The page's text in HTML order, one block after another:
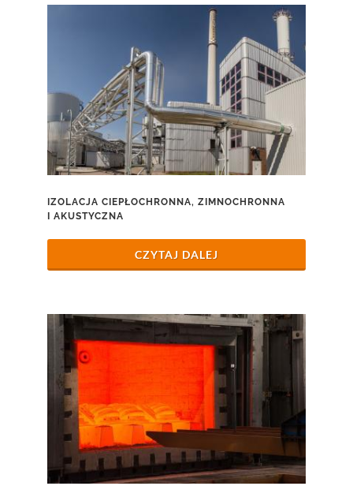
IZOLACJA CIEPŁOCHRONNA, ZIMNOCHRONNA
I AKUSTYCZNA
CZYTAJ DALEJ